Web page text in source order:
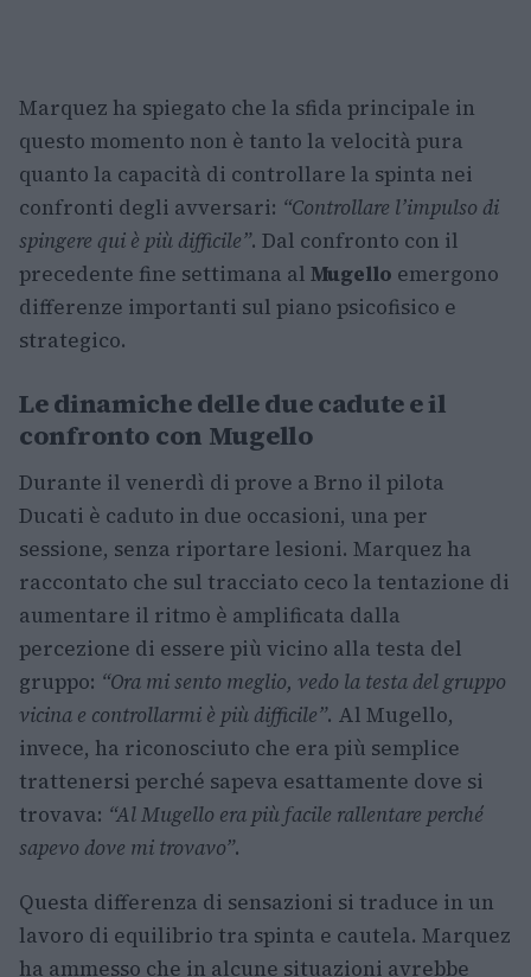
Marquez ha spiegato che la sfida principale in
questo momento non è tanto la velocità pura
quanto la capacità di controllare la spinta nei
confronti degli avversari: “Controllare l’impulso di
spingere qui è più difficile”. Dal confronto con il
precedente fine settimana al Mugello emergono
differenze importanti sul piano psicofisico e
strategico.
Le dinamiche delle due cadute e il
confronto con Mugello
Durante il venerdì di prove a Brno il pilota
Ducati è caduto in due occasioni, una per
sessione, senza riportare lesioni. Marquez ha
raccontato che sul tracciato ceco la tentazione di
aumentare il ritmo è amplificata dalla
percezione di essere più vicino alla testa del
gruppo: “Ora mi sento meglio, vedo la testa del gruppo
vicina e controllarmi è più difficile”. Al Mugello,
invece, ha riconosciuto che era più semplice
trattenersi perché sapeva esattamente dove si
trovava: “Al Mugello era più facile rallentare perché
sapevo dove mi trovavo”.
Questa differenza di sensazioni si traduce in un
lavoro di equilibrio tra spinta e cautela. Marquez
ha ammesso che in alcune situazioni avrebbe